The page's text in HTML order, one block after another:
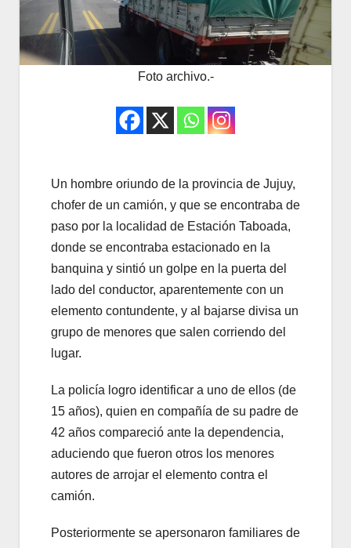
Foto archivo.-
Un hombre oriundo de la provincia de Jujuy,
chofer de un camión, y que se encontraba de
paso por la localidad de Estación Taboada,
donde se encontraba estacionado en la
banquina y sintió un golpe en la puerta del
lado del conductor, aparentemente con un
elemento contundente, y al bajarse divisa un
grupo de menores que salen corriendo del
lugar.
La policía logro identificar a uno de ellos (de
15 años), quien en compañía de su padre de
42 años compareció ante la dependencia,
aduciendo que fueron otros los menores
autores de arrojar el elemento contra el
camión.
Posteriormente se apersonaron familiares de